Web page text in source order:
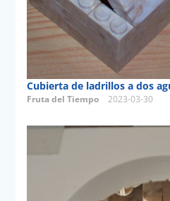
Cubierta de ladrillos a dos
Fruta del Tiempo 2023-03-30